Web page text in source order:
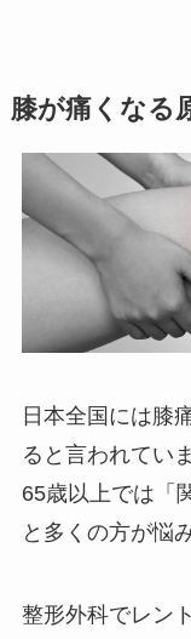
膝が痛くなる
日本全国には膝
ると言われてい
65歳以上では「
と多くの方が悩
整形外科でレン